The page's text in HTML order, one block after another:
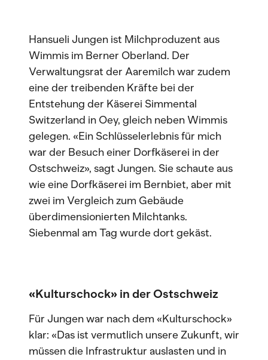
Hansueli Jungen ist Milchproduzent aus
Wimmis im Berner Oberland. Der
Verwaltungsrat der Aaremilch war zudem
eine der treibenden Kräfte bei der
Entstehung der Käserei Simmental
Switzerland in Oey, gleich neben Wimmis
gelegen. «Ein Schlüsselerlebnis für mich
war der Besuch einer Dorfkäserei in der
Ostschweiz», sagt Jungen. Sie schaute aus
wie eine Dorfkäserei im Bernbiet, aber mit
zwei im Vergleich zum Gebäude
überdimensionierten Milchtanks.
Siebenmal am Tag wurde dort gekäst.
«Kulturschock» in der Ostschweiz
Für Jungen war nach dem «Kulturschock»
klar: «Das ist vermutlich unsere Zukunft, wir
müssen die Infrastruktur auslasten und in